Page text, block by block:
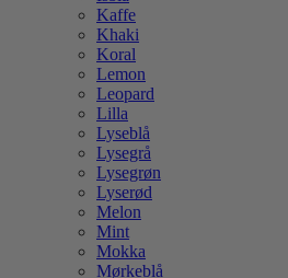
Kaffe
Khaki
Koral
Lemon
Leopard
Lilla
Lyseblå
Lysegrå
Lysegrøn
Lyserød
Melon
Mint
Mokka
Mørkeblå